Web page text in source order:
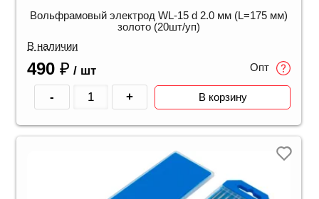
Вольфрамовый электрод WL-15 d 2.0 мм (L=175 мм)
золото (20шт/уп)
В наличии
490 ₽ / шт Опт
- + В корзину